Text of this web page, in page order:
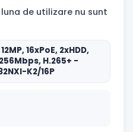
de utilizare nu sunt
16xPoE, 2xHDD,
H.265+ -
K2/16P